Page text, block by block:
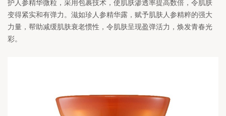
护人参精华微粒，采用包裹技术，使肌肤渗透率提高数倍，令肌肤
变得紧实和有弹力。滋如珍人参精华露，赋予肌肤人参精粹的强大
力量，帮助减缓肌肤衰老惯性，令肌肤呈现盈弹活力，焕发青春光
彩。